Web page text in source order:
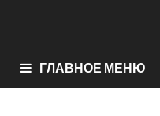
ГЛАВНОЕ МЕНЮ